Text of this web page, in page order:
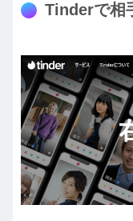
Tinderで相